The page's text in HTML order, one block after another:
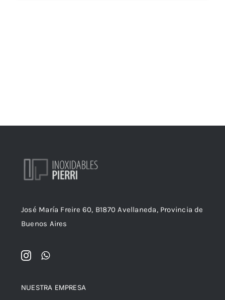
José María Freire 60, B1870 Avellaneda, Provincia de
Buenos Aires
NUESTRA EMPRESA